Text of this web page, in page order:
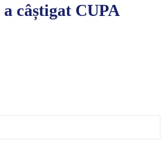
câștigat CUPA